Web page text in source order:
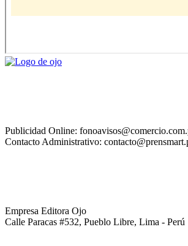
Publicidad Online:
Contacto Administrativo:
Empresa Editora Ojo
Calle Paracas #532, Pueblo Libre, Lima - Perú